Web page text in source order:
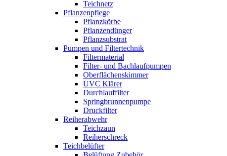
Teichnetz
Pflanzenpflege
Pflanzkörbe
Pflanzendünger
Pflanzsubstrat
Pumpen und Filtertechnik
Filtermaterial
Filter- und Bachlaufpumpen
Oberflächenskimmer
UVC Klärer
Durchlauffilter
Springbrunnenpumpe
Druckfilter
Reiherabwehr
Teichzaun
Reiherschreck
Teichbelüfter